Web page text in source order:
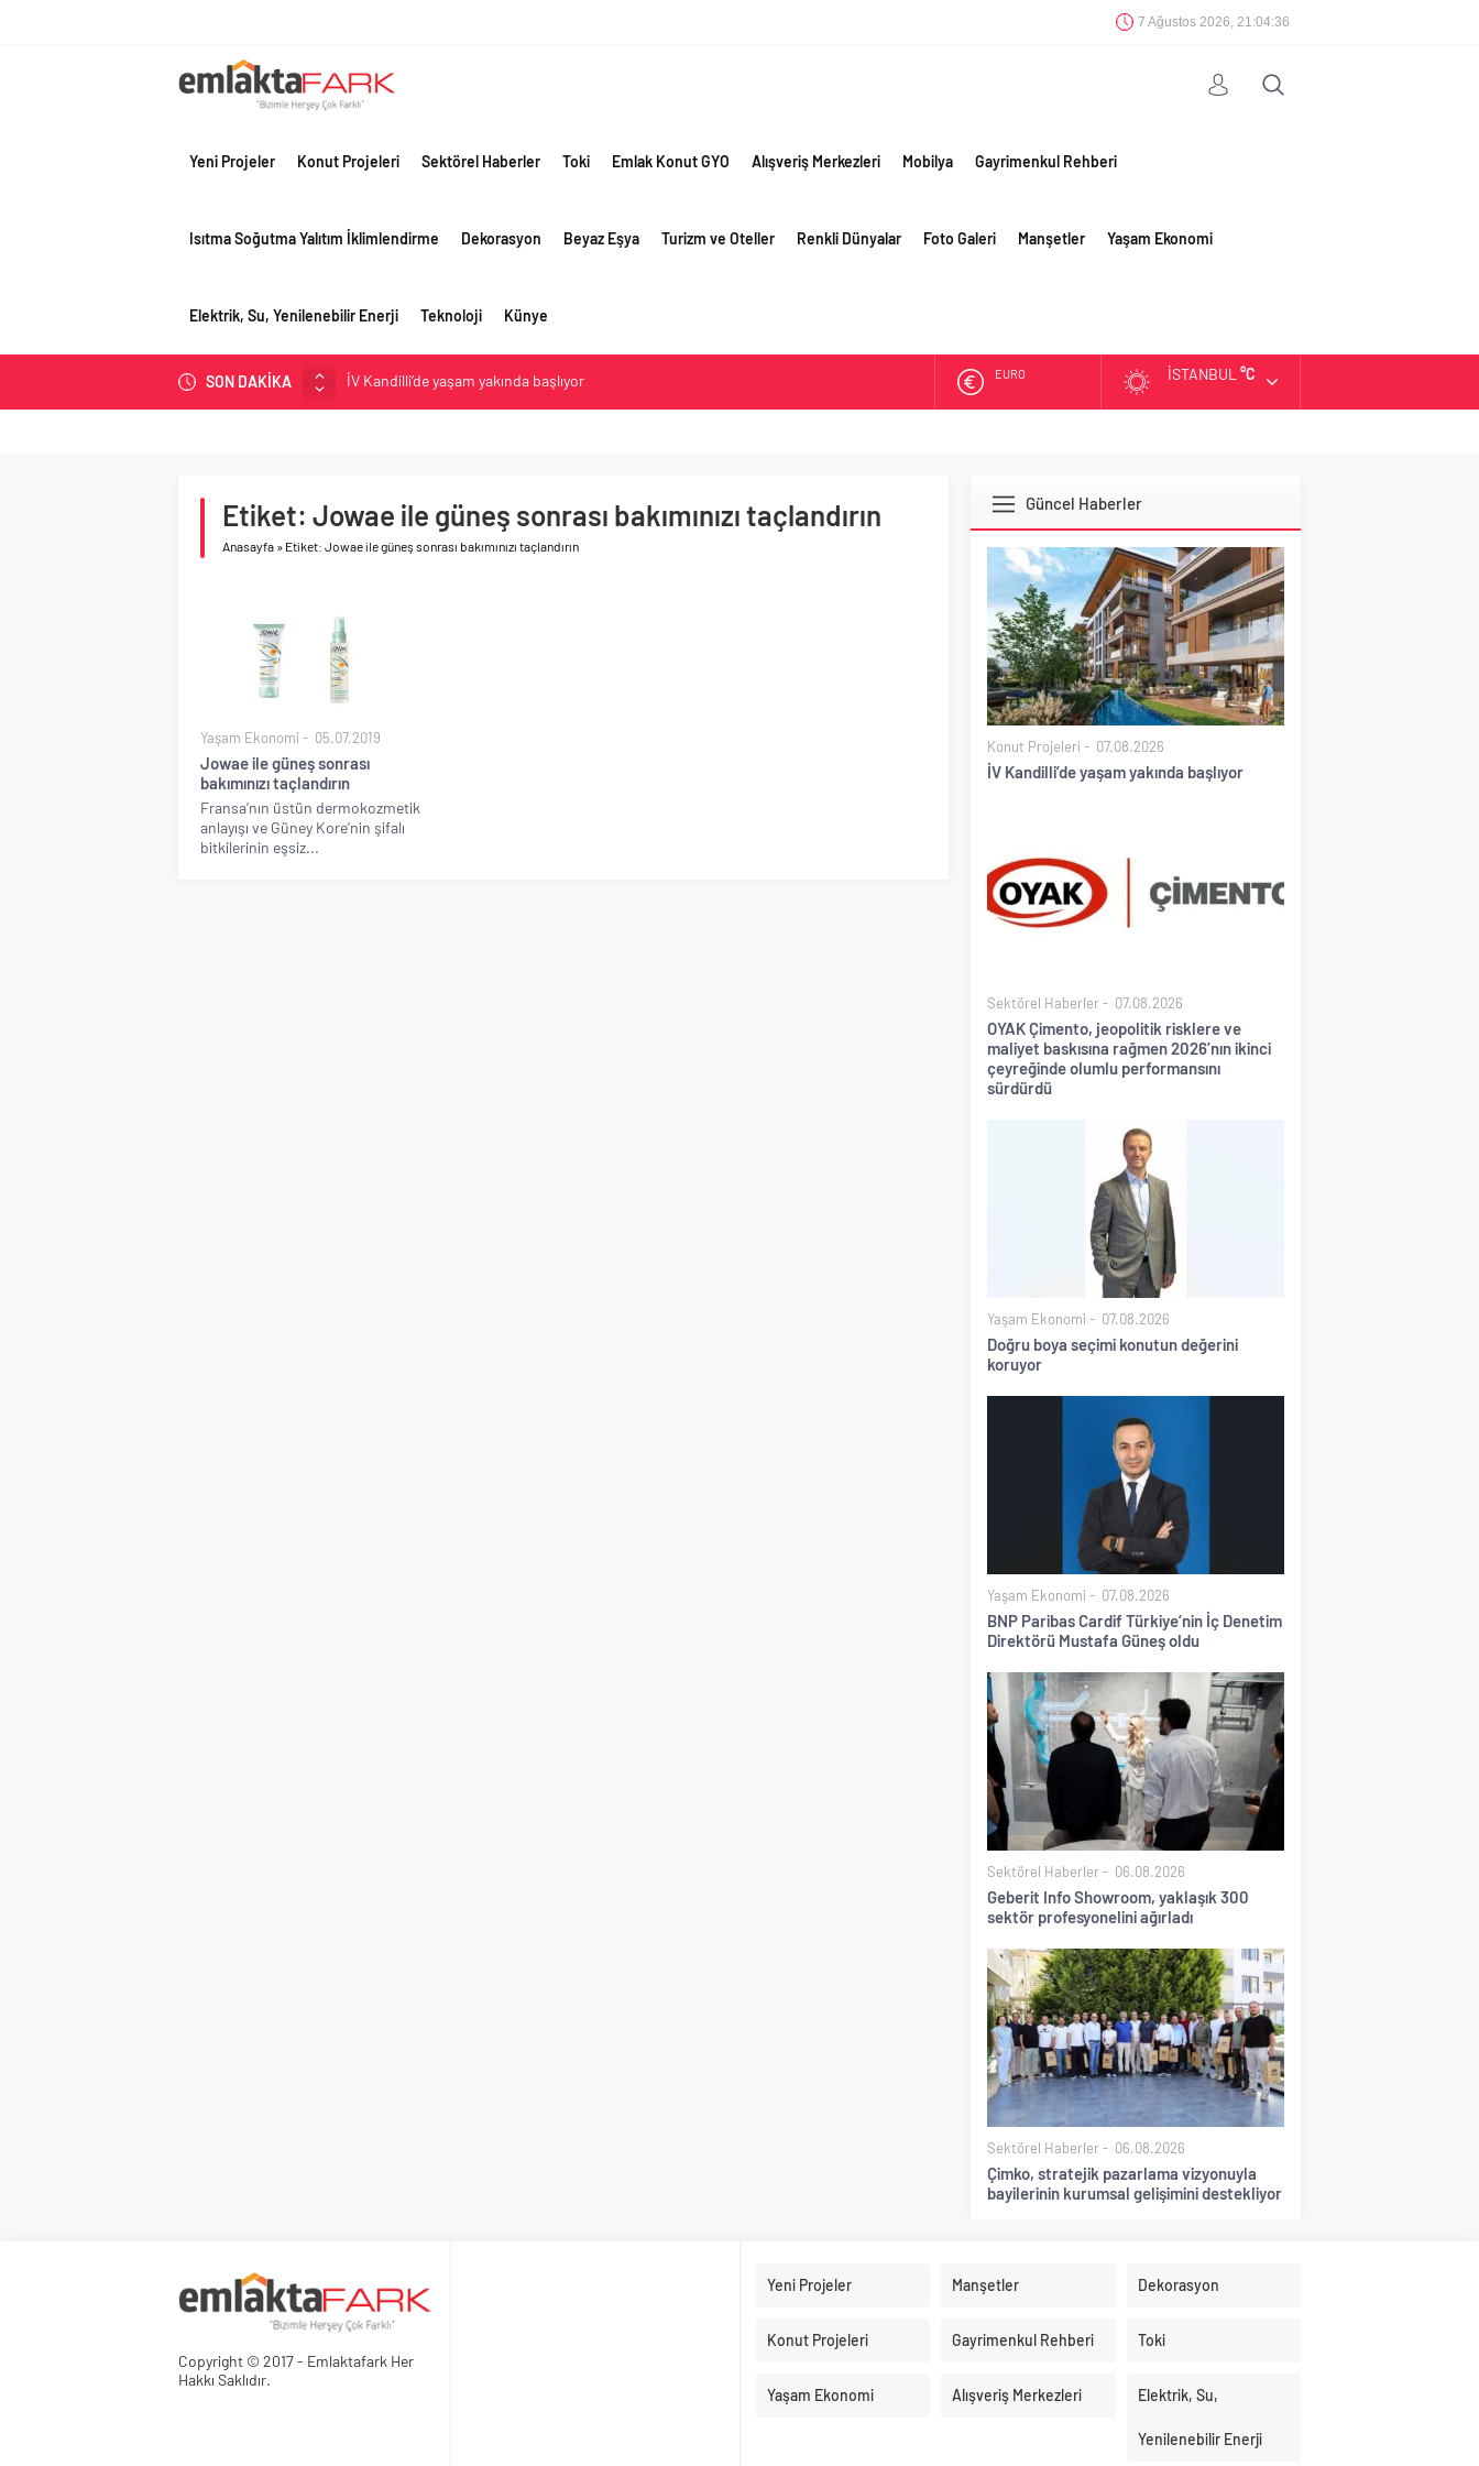
7 Ağustos 2026, 21:04:37
Yeni Projeler Konut Projeleri Sektörel Haberler Toki Emlak Konut GYO Alışveriş Merkezleri Mobilya Gayrimenkul Rehberi
Isıtma Soğutma Yalıtım İklimlendirme Dekorasyon Beyaz Eşya Turizm ve Oteller Renkli Dünyalar Foto Galeri Manşetler Yaşam Ekonomi
Elektrik, Su, Yenilenebilir Enerji Teknoloji Künye
SON DAKİKA
İV Kandilli’de yaşam yakında başlıyor
OYAK Çimento, jeopolitik risklere ve maliyet baskısına rağmen 2026’nın ikinci
çeyreğinde olumlu performansını sürdürdü
Birleşik Arap Emirlikleri’nin ilk yüksek hızlı demiryolu projesine Kalyon İnşaat imzası
EURO İSTANBUL °C
Etiket: Jowae ile güneş sonrası bakımınızı taçlandırın
Anasayfa » Etiket: Jowae ile güneş sonrası bakımınızı taçlandırın
Yaşam Ekonomi 05.07.2019
Jowae ile güneş sonrası
bakımınızı taçlandırın
Fransa’nın üstün dermokozmetik
anlayışı ve Güney Kore’nin şifalı
bitkilerinin eşsiz...
Güncel Haberler
Konut Projeleri 07.08.2026
İV Kandilli’de yaşam yakında başlıyor
Sektörel Haberler 07.08.2026
OYAK Çimento, jeopolitik risklere ve
maliyet baskısına rağmen 2026’nın ikinci
çeyreğinde olumlu performansını
sürdürdü
Yaşam Ekonomi 07.08.2026
Doğru boya seçimi konutun değerini
koruyor
Yaşam Ekonomi 07.08.2026
BNP Paribas Cardif Türkiye’nin İç Denetim
Direktörü Mustafa Güneş oldu
Sektörel Haberler 06.08.2026
Geberit Info Showroom, yaklaşık 300
sektör profesyonelini ağırladı
Sektörel Haberler 06.08.2026
Çimko, stratejik pazarlama vizyonuyla
bayilerinin kurumsal gelişimini destekliyor
Copyright © 2017 - Emlaktafark Her
Hakkı Saklıdır.
Yeni Projeler Manşetler Dekorasyon
Konut Projeleri Gayrimenkul Rehberi Toki
Yaşam Ekonomi Alışveriş Merkezleri Elektrik, Su,
Yenilenebilir Enerji